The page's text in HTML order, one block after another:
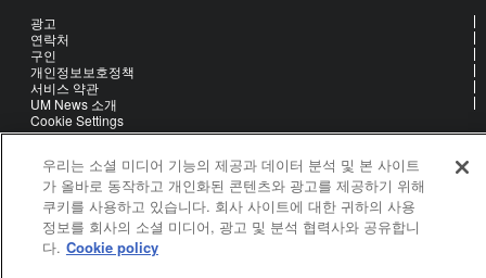
광고
연락처
구인
개인정보보호정책
서비스 약관
UM News 소개
Cookie Settings
United Methodist Communications is an agency of The United
Methodist Church
©2026United Methodist Communications. All Rights Reserved
우리는 소셜 미디어 기능의 제공과 데이터 분석 및 본 사이트
가 올바로 동작하고 개인화된 콘텐츠와 광고를 제공하기 위해
쿠키를 사용하고 있습니다. 회사 사이트에 대한 귀하의 사용
정보를 회사의 소셜 미디어, 광고 및 분석 협력사와 공유합니
다. Cookie policy